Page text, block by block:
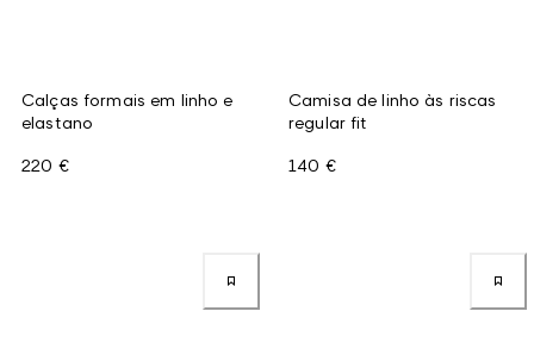
Calças formais em linho e
elastano
220 €
Camisa de linho às riscas
regular fit
140 €